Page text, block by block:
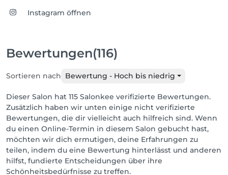
Instagram öffnen
Bewertungen(116)
Sortieren nach Bewertung - Hoch bis niedrig
Dieser Salon hat 115 Salonkee verifizierte Bewertungen.
Zusätzlich haben wir unten einige nicht verifizierte
Bewertungen, die dir vielleicht auch hilfreich sind. Wenn
du einen Online-Termin in diesem Salon gebucht hast,
möchten wir dich ermutigen, deine Erfahrungen zu
teilen, indem du eine Bewertung hinterlässt und anderen
hilfst, fundierte Entscheidungen über ihre
Schönheitsbedürfnisse zu treffen.